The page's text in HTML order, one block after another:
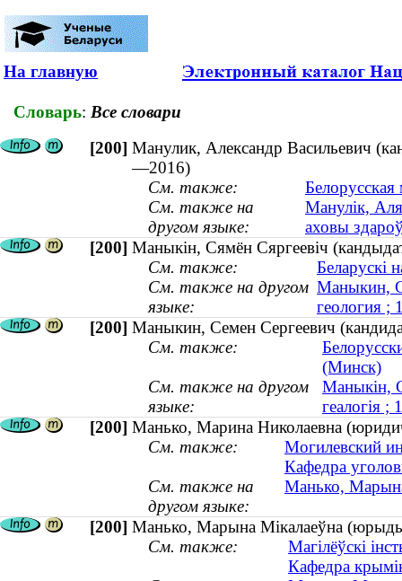
На главную
Словарь: Все словари
[200] Манулик, Александр Васильевич
—2016)
См. также:
См. также на
другом языке:
Манулік,
аховы
[200] Маныкін, Сямён Сяргеевіч
См. также:
Беларускі
См. также на другом
языке:
Маныкин,
геология
[200] Маныкин, Семен Сергеевич
См. также:
(Минск)
См. также на другом
языке:
Маныкін,
геалогія
[200] Манько, Марина Николаевна
См. также:
Могилевский
Кафедра
См. также на
другом языке:
Манько,
[200] Манько, Марына Мікалаеўна
См. также:
Магілёўскі
Кафедра